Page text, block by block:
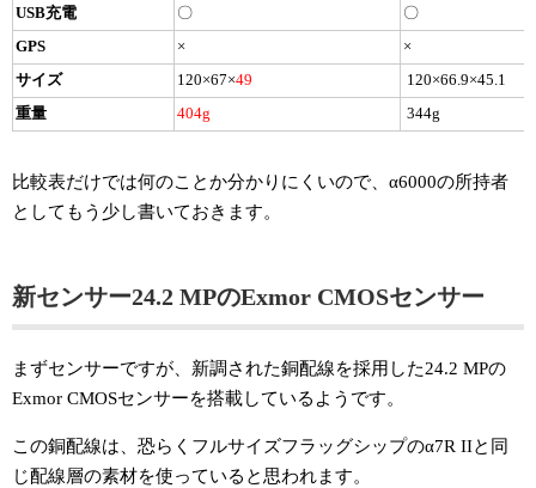
USB充電
〇
〇
GPS
×
×
サイズ
120×67×49
120×66.9×45.1
重量
404g 344g
比較表だけでは何のことか分かりにくいので、α6000の所持者
としてもう少し書いておきます。
新センサー24.2 MPのExmor CMOSセンサー
まずセンサーですが、新調された銅配線を採用した24.2 MPの
Exmor CMOSセンサーを搭載しているようです。
この銅配線は、恐らくフルサイズフラッグシップのα7R IIと同
じ配線層の素材を使っていると思われます。